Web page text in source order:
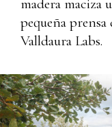
madera maciza
pequeña
Valldaura Labs.